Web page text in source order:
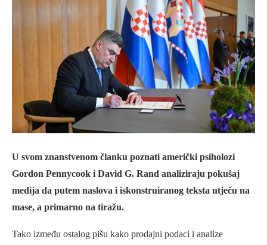
U svom znanstvenom članku poznati američki psiholozi
Gordon Pennycook i David G. Rand analiziraju pokušaj
medija da putem naslova i iskonstruiranog teksta utječu na
mase, a primarno na tiražu.
Tako između ostalog pišu kako prodajni podaci i analize